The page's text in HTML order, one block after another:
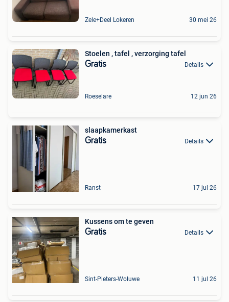
Zele+Deel Lokeren 30 mei 26
Stoelen , tafel , verzorging tafel
Gratis Details
Roeselare 12 jun 26
slaapkamerkast
Gratis Details
Ranst 17 jul 26
Kussens om te geven
Gratis Details
Sint-Pieters-Woluwe 11 jul 26